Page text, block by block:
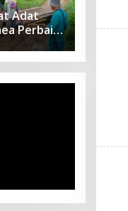
Adat
Perbaiki
Pasca